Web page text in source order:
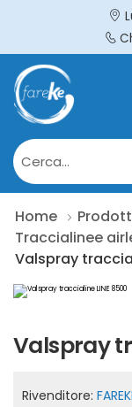
Home
Traccialinee
Valspray
Valspray
Rivenditore: